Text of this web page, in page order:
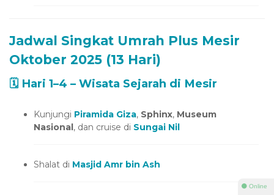
Jadwal Singkat Umrah Plus Mesir
Oktober 2025 (13 Hari)
🗓️ Hari 1–4 – Wisata Sejarah di Mesir
Kunjungi Piramida Giza, Sphinx, Museum
Nasional, dan cruise di Sungai Nil
Shalat di Masjid Amr bin Ash
⚫ Online